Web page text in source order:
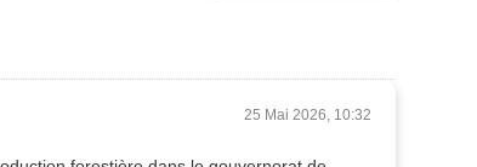
25 Mai 2026, 10:32